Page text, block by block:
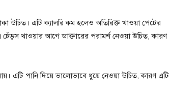
উচিত। এটি ক্যালরি কম হলেও অতিরিক্ত খাওয়া পেটের
ঢেঁড়স খাওয়ার আগে ডাক্তারের পরামর্শ নেওয়া উচিত, কারণ
এটি পানি দিয়ে ভালোভাবে ধুয়ে নেওয়া উচিত, কারণ এটি